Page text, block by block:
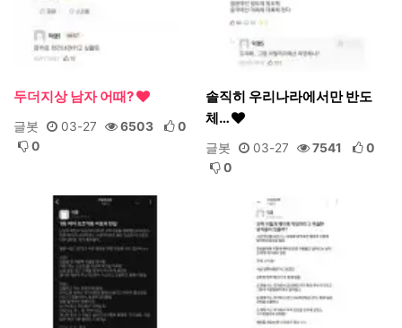
두더지상 남자 어때?
글봇 03-27 6503
0
0
솔직히 우리나라에서만 반도
체…
글봇 03-27 7541
0
0